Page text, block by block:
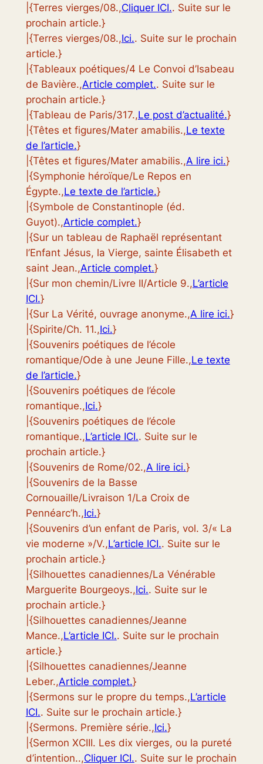
|{Terres vierges/08.,Cliquer ICI.. Suite sur le
prochain article.}
|{Terres vierges/08.,Ici.. Suite sur le prochain
article.}
|{Tableaux poétiques/4 Le Convoi d’Isabeau
de Bavière.,Article complet.. Suite sur le
prochain article.}
|{Tableau de Paris/317.,Le post d’actualité.}
|{Têtes et figures/Mater amabilis.,Le texte
de l’article.}
|{Têtes et figures/Mater amabilis.,A lire ici.}
|{Symphonie héroïque/Le Repos en
Égypte.,Le texte de l’article.}
|{Symbole de Constantinople (éd.
Guyot).,Article complet.}
|{Sur un tableau de Raphaël représentant
l’Enfant Jésus, la Vierge, sainte Élisabeth et
saint Jean.,Article complet.}
|{Sur mon chemin/Livre II/Article 9.,L’article
ICI.}
|{Sur La Vérité, ouvrage anonyme.,A lire ici.}
|{Spirite/Ch. 11.,Ici.}
|{Souvenirs poétiques de l’école
romantique/Ode à une Jeune Fille.,Le texte
de l’article.}
|{Souvenirs poétiques de l’école
romantique.,Ici.}
|{Souvenirs poétiques de l’école
romantique.,L’article ICI.. Suite sur le
prochain article.}
|{Souvenirs de Rome/02.,A lire ici.}
|{Souvenirs de la Basse
Cornouaille/Livraison 1/La Croix de
Pennéarc’h.,Ici.}
|{Souvenirs d’un enfant de Paris, vol. 3/« La
vie moderne »/V.,L’article ICI.. Suite sur le
prochain article.}
|{Silhouettes canadiennes/La Vénérable
Marguerite Bourgeoys.,Ici.. Suite sur le
prochain article.}
|{Silhouettes canadiennes/Jeanne
Mance.,L’article ICI.. Suite sur le prochain
article.}
|{Silhouettes canadiennes/Jeanne
Leber.,Article complet.}
|{Sermons sur le propre du temps.,L’article
ICI.. Suite sur le prochain article.}
|{Sermons. Première série.,Ici.}
|{Sermon XCIII. Les dix vierges, ou la pureté
d’intention..,Cliquer ICI.. Suite sur le prochain